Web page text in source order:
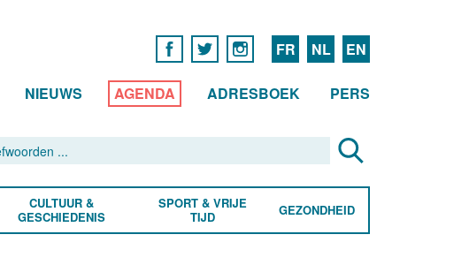
FR NL EN
NIEUWS AGENDA ADRESBOEK PERS
CULTUUR &
GESCHIEDENIS
SPORT & VRIJE
TIJD
GEZONDHEID